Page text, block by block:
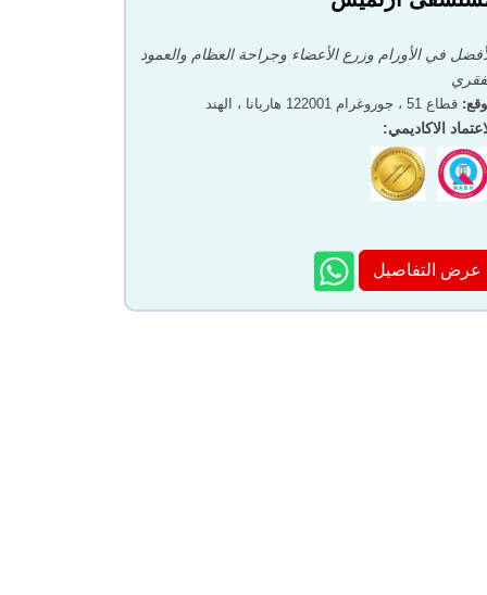
في الأورام وزرع الأعضاء وجراحة العظام والعمود
: قطاع 51 ، جوروغرام 122001 هاريانا ، الهند
الاكاديمي:
عرض التفاصيل